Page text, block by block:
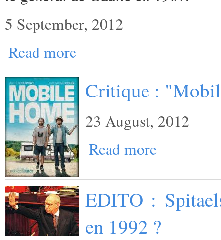
5 September, 2012
Read more
Critique :
23 August, 2012
Read more
EDITO :
en 1992 ?